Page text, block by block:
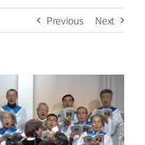
Previous Next